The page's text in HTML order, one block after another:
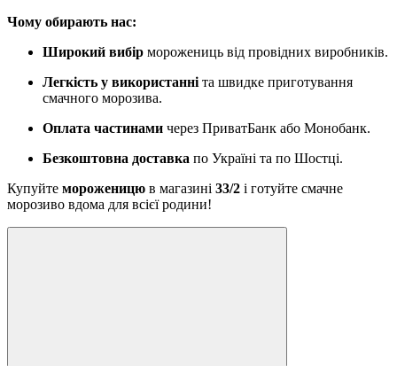
Чому обирають нас:
Широкий вибір морожениць від провідних виробників.
Легкість у використанні та швидке приготування
смачного морозива.
Оплата частинами через ПриватБанк або Монобанк.
Безкоштовна доставка по Україні та по Шостці.
Купуйте мороженицю в магазині 33/2 і готуйте смачне
морозиво вдома для всієї родини!